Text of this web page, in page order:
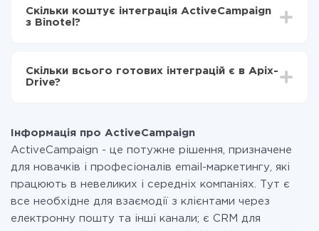
Тепер дані будуть автоматично передаватися з
ActiveCampaign в Binotel
становити від 5-ти до 30-хвилин. У середньому
налаштування займає 10-15 хвилин.
Скільки коштує інтеграція ActiveCampaign
з Binotel?
Ви оплачуєте лише кількість даних, які за фактом
передаються з однієї вашої системи в іншу через
при необхідності. Детальніше про
Скільки всього готових інтеграцій є в Apix-
Drive?
Інформація про ActiveCampaign
ActiveCampaign - це потужне рішення, призначене
для новачків і професіоналів email-маркетингу, які
працюють в невеликих і середніх компаніях. Тут є
все необхідне для взаємодії з клієнтами через
електронну пошту та інші канали; є CRM для